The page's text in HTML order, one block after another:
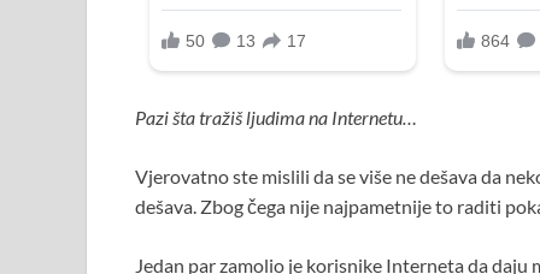
Pazi šta tražiš ljudima na Internetu…
Vjerovatno ste mislili da se više ne dešava da
dešava. Zbog čega nije najpametnije to raditi
Jedan par zamolio je korisnike Interneta da